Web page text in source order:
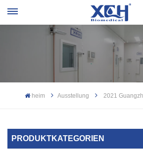
heim Ausstellung 2021
PRODUKTKATEGORIEN